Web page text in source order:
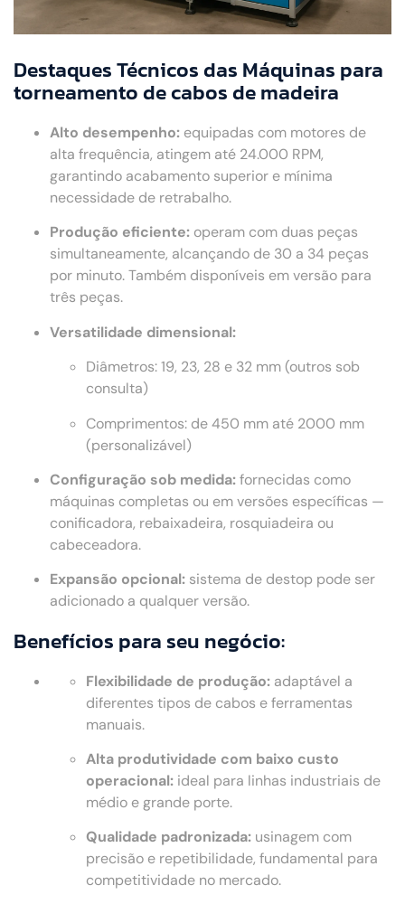
Destaques Técnicos das Máquinas para
torneamento de cabos de madeira
Alto desempenho: equipadas com motores de
alta frequência, atingem até 24.000 RPM,
garantindo acabamento superior e mínima
necessidade de retrabalho.
Produção eficiente: operam com duas peças
simultaneamente, alcançando de 30 a 34 peças
por minuto. Também disponíveis em versão para
três peças.
Versatilidade dimensional:
Diâmetros: 19, 23, 28 e 32 mm (outros sob
consulta)
Comprimentos: de 450 mm até 2000 mm
(personalizável)
Configuração sob medida:fornecidas como
máquinas completas ou em versões específicas —
conificadora, rebaixadeira, rosquiadeira ou
cabeceadora.
Expansão opcional: sistema de destop pode ser
adicionado a qualquer versão.
Benefícios para seu negócio:
Flexibilidade de produção: adaptável a
diferentes tipos de cabos e ferramentas
manuais.
Alta produtividade com baixo custo
operacional: ideal para linhas industriais de
médio e grande porte.
Qualidade padronizada: usinagem com
precisão e repetibilidade, fundamental para
competitividade no mercado.